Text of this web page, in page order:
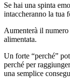
Se hai una spinta
intaccheranno la tua
Aumenterà il numero
alimentata.
Un forte “perché”
perché per
una semplice